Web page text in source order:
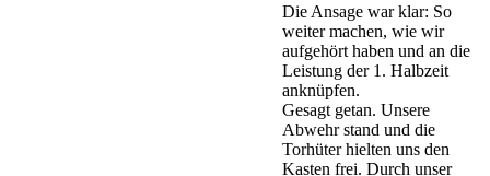
Die Ansage war klar: So
weiter machen, wie wir
aufgehört haben und an die
Leistung der 1. Halbzeit
anknüpfen.
Gesagt getan. Unsere
Abwehr stand und die
Torhüter hielten uns den
Kasten frei. Durch unser